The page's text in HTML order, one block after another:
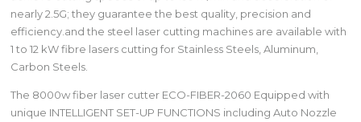
nearly 2.5G; they guarantee the best quality, precision and
efficiency.and the steel laser cutting machines are available with
1 to 12 kW fibre lasers cutting for Stainless Steels, Aluminum,
Carbon Steels.
The 8000w fiber laser cutter ECO-FIBER-2060 Equipped with
unique INTELLIGENT SET-UP FUNCTIONS including Auto Nozzle